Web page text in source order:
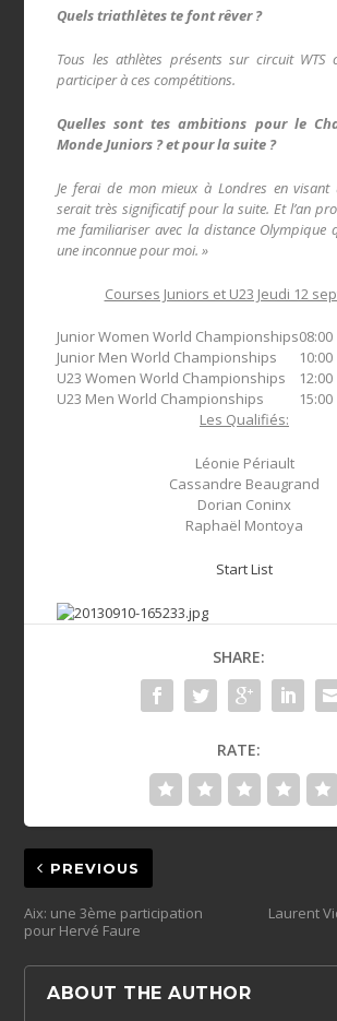
Quels triathlètes te font rêver ?
Tous les athlètes présents sur circuit WTS
participer à ces compétitions.
Quelles sont tes ambitions pour le
Monde Juniors ? et pour la suite ?
Je ferai de mon mieux à Londres en
serait très significatif pour la suite. Et l’an
me familiariser avec la distance Olympique
une inconnue pour moi. »
Courses Juniors et U23 Jeudi 12
Junior Women World Championships08:00
Junior Men World Championships
10:00
U23 Women World Championships
12:00
U23 Men World Championships
15:00
Les Qualifiés:
Léonie Périault
Cassandre Beaugrand
Dorian Coninx
Raphaël Montoya
Start List
SHARE:
RATE:
PREVIOUS
Aix: une 3ème participation
pour Hervé Faure
Laurent
ABOUT THE AUTHOR